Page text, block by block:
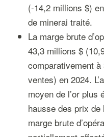
(-14,2 millions $)
de minerai traité.
La marge brute
43,3 millions $
comparativement
ventes) en 2024.
moyen de l’or plus
hausse des prix de
marge brute